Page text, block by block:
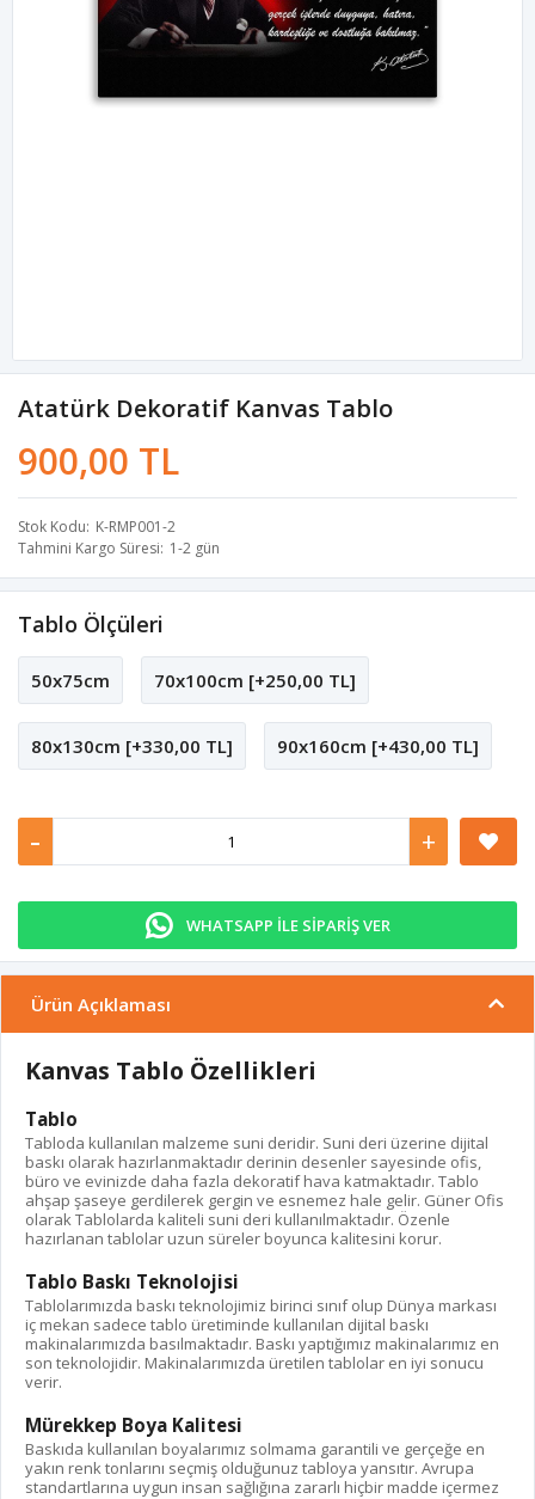
Atatürk Dekoratif Kanvas Tablo
900,00 TL
Stok Kodu K-RMP001-2
Tahmini Kargo Süresi 1-2 gün
Tablo Ölçüleri
50x75cm 70x100cm [+250,00 TL]
80x130cm [+330,00 TL] 90x160cm [+430,00 TL]
- +
WHATSAPP İLE SİPARİŞ VER
Ürün Açıklaması
Kanvas Tablo Özellikleri
Tablo
Tabloda kullanılan malzeme suni deridir. Suni deri üzerine dijital
baskı olarak hazırlanmaktadır derinin desenler sayesinde ofis,
büro ve evinizde daha fazla dekoratif hava katmaktadır. Tablo
ahşap şaseye gerdilerek gergin ve esnemez hale gelir. Güner Ofis
olarak Tablolarda kaliteli suni deri kullanılmaktadır. Özenle
hazırlanan tablolar uzun süreler boyunca kalitesini korur.
Tablo Baskı Teknolojisi
Tablolarımızda baskı teknolojimiz birinci sınıf olup Dünya markası
iç mekan sadece tablo üretiminde kullanılan dijital baskı
makinalarımızda basılmaktadır. Baskı yaptığımız makinalarımız en
son teknolojidir. Makinalarımızda üretilen tablolar en iyi sonucu
verir.
Mürekkep Boya Kalitesi
Baskıda kullanılan boyalarımız solmama garantili ve gerçeğe en
yakın renk tonlarını seçmiş olduğunuz tabloya yansıtır. Avrupa
standartlarına uygun insan sağlığına zararlı hiçbir madde içermez